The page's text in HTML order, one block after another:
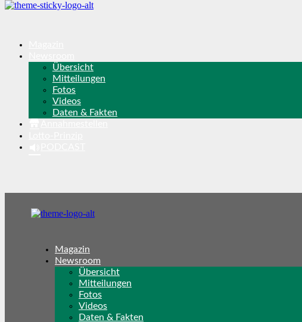
Übersicht
Mitteilungen
Fotos
Videos
Daten & Fakten
Magazin
Newsroom
Übersicht
Mitteilungen
Fotos
Videos
Daten & Fakten